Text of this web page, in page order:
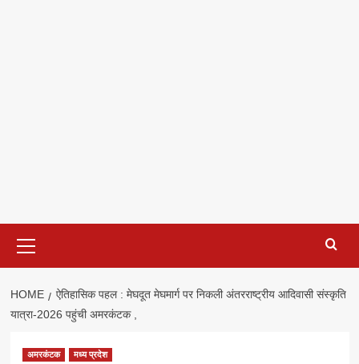
Menu
HOME
ऐतिहासिक पहल : मेघदूत मेघमार्ग पर निकली अंतरराष्ट्रीय आदिवासी संस्कृति
यात्रा-2026 पहुंची अमरकंटक ,
अमरकंटक मध्य प्रदेश